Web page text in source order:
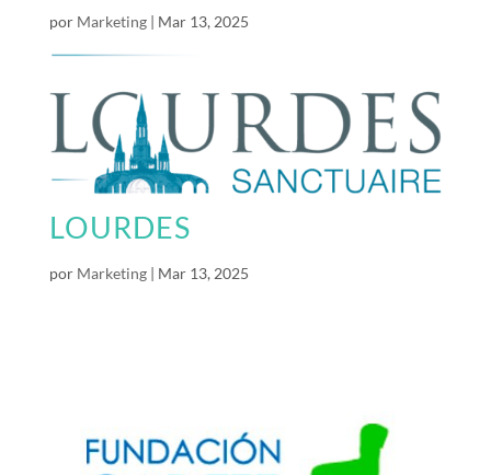
por Marketing| Mar 13, 2025
LOURDES
por Marketing| Mar 13, 2025